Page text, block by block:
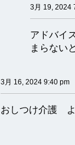
3月 19, 2024
アドバイ
まらない
3月 16, 2024 9:40 pm
おしつけ介護